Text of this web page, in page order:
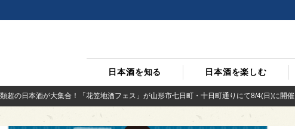
日本酒を知る 日本酒を楽しむ
超の日本酒が大集合！「花笠地酒フェス」が山形市七日町・十日町通りにて8/4(日)に開催